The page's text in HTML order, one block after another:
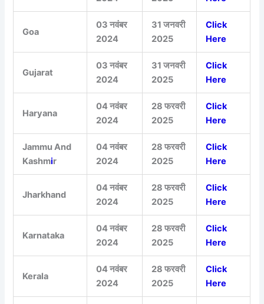
Goa
03 नवंबर
2024
31 जनवरी
2025
Click
Here
Gujarat
03 नवंबर
2024
31 जनवरी
2025
Click
Here
Haryana
04 नवंबर
2024
28 फरवरी
2025
Click
Here
Jammu And
Kashmir
04 नवंबर
2024
28 फरवरी
2025
Click
Here
Jharkhand
04 नवंबर
2024
28 फरवरी
2025
Click
Here
Karnataka
04 नवंबर
2024
28 फरवरी
2025
Click
Here
Kerala
04 नवंबर
2024
28 फरवरी
2025
Click
Here